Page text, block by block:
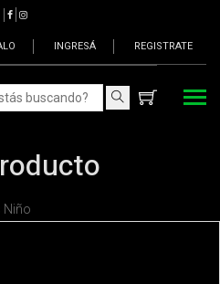
INGRESÁ REGISTRATE
Niño